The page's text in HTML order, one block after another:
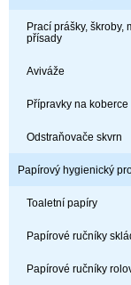
Prací prášky, škroby,
přísady
Aviváže
Přípravky na koberce
Odstraňovače skvrn
Papírový hygienický
Toaletní papíry
Papírové ručníky
Papírové ručníky